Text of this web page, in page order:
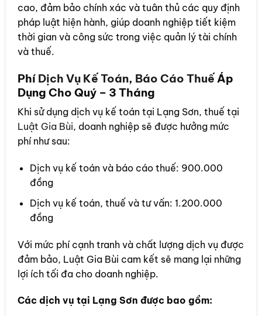
cao, đảm bảo chính xác và tuân thủ các quy định
pháp luật hiện hành, giúp doanh nghiệp tiết kiệm
thời gian và công sức trong việc quản lý tài chính
và thuế.
Phí Dịch Vụ Kế Toán, Báo Cáo ThuếÁp
Dụng Cho Quý – 3 Tháng
Khi sử dụng dịch vụ kế toán tại Lạng Sơn, thuế tại
Luật Gia Bùi, doanh nghiệp sẽ được hưởng mức
phí như sau:
Dịch vụ kế toán và báo cáo thuế: 900.000
đồng
Dịch vụ kế toán, thuế và tư vấn: 1.200.000
đồng
Với mức phí cạnh tranh và chất lượng dịch vụ được
đảm bảo, Luật Gia Bùi cam kết sẽ mang lại những
lợi ích tối đa cho doanh nghiệp.
Các dịch vụ tại Lạng Sơn được bao gồm: